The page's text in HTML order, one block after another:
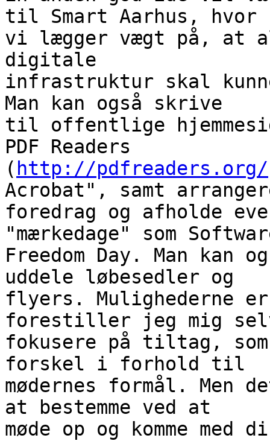
til Smart Aarhus, hvor
vi lægger vægt på, at al
digitale
infrastruktur skal
Man kan også skrive
til offentlige
PDF Readers
( http://pdfreaders.org/
Acrobat", samt
foredrag og afholde
"mærkedage" som
Freedom Day. Man kan
uddele løbesedler og
flyers. Mulighederne er
forestiller jeg mig
fokusere på tiltag,
forskel i forhold til
mødernes formål. Men
at bestemme ved at
møde op og komme med